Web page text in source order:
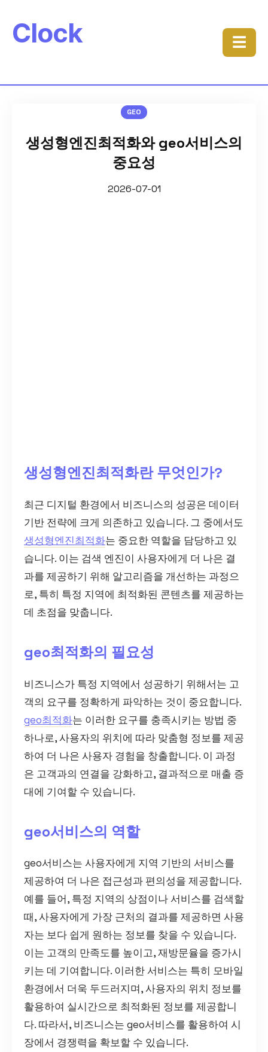
Clock ☰
GEO
생성형엔진최적화와 geo서비스의
중요성
2026-07-01
생성형엔진최적화란 무엇인가?
최근 디지털 환경에서 비즈니스의 성공은 데이터
기반 전략에 크게 의존하고 있습니다. 그 중에서도
생성형엔진최적화는 중요한 역할을 담당하고 있
습니다. 이는 검색 엔진이 사용자에게 더 나은 결
과를 제공하기 위해 알고리즘을 개선하는 과정으
로, 특히 특정 지역에 최적화된 콘텐츠를 제공하는
데 초점을 맞춥니다.
geo최적화의 필요성
비즈니스가 특정 지역에서 성공하기 위해서는 고
객의 요구를 정확하게 파악하는 것이 중요합니다.
geo최적화는 이러한 요구를 충족시키는 방법 중
하나로, 사용자의 위치에 따라 맞춤형 정보를 제공
하여 더 나은 사용자 경험을 창출합니다. 이 과정
은 고객과의 연결을 강화하고, 결과적으로 매출 증
대에 기여할 수 있습니다.
geo서비스의 역할
geo서비스는 사용자에게 지역 기반의 서비스를
제공하여 더 나은 접근성과 편의성을 제공합니다.
예를 들어, 특정 지역의 상점이나 서비스를 검색할
때, 사용자에게 가장 근처의 결과를 제공하면 사용
자는 보다 쉽게 원하는 정보를 찾을 수 있습니다.
이는 고객의 만족도를 높이고, 재방문율을 증가시
키는 데 기여합니다. 이러한 서비스는 특히 모바일
환경에서 더욱 두드러지며, 사용자의 위치 정보를
활용하여 실시간으로 최적화된 정보를 제공합니
다. 따라서, 비즈니스는 geo서비스를 활용하여 시
장에서 경쟁력을 확보할 수 있습니다.